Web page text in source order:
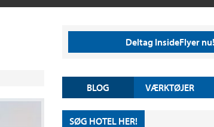
Deltag InsideFlyer nu!
BLOG VÆRKTØJER
SØG HOTEL HER!